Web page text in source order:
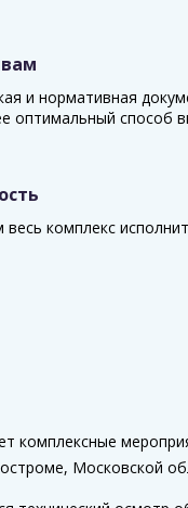
и нормативная
оптимальный способ
комплекс
комплексные
Московской